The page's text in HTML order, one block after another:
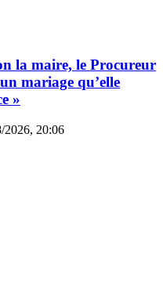
la maire, le Procureur
mariage qu’elle
»
2026, 20:06